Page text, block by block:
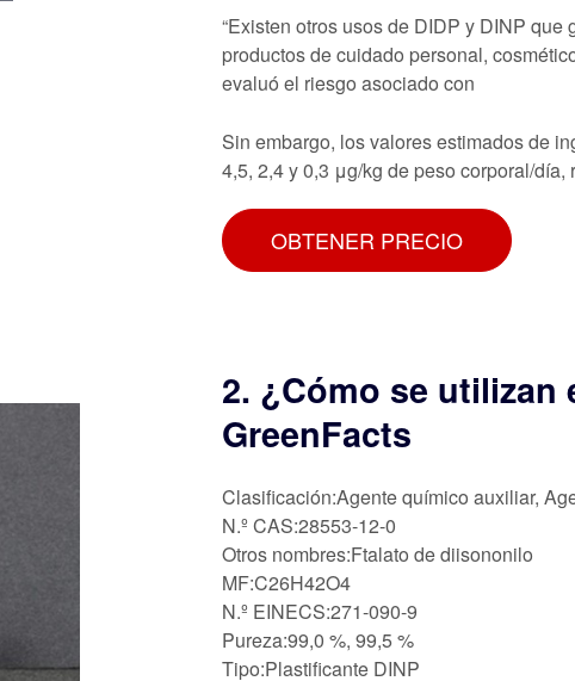
“Existen otros usos de DIDP y DINP
productos de cuidado personal,
evaluó el riesgo asociado con
Sin embargo, los valores estimados de
4,5, 2,4 y 0,3 μg/kg de peso corporal/
OBTENER PRECIO
2. ¿Cómo se utilizan
GreenFacts
Clasificación:Agente químico auxiliar,
N.º CAS:28553-12-0
Otros nombres:Ftalato de diisononilo
MF:C26H42O4
N.º EINECS:271-090-9
Pureza:99,0 %, 99,5 %
Tipo:Plastificante DINP